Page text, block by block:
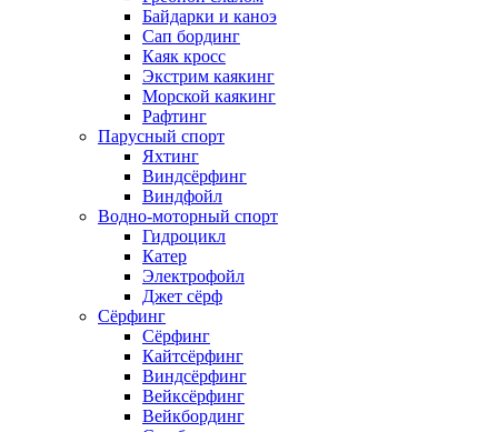
Байдарки и каноэ
Сап бординг
Каяк кросс
Экстрим каякинг
Морской каякинг
Рафтинг
Парусный спорт
Яхтинг
Виндсёрфинг
Виндфойл
Водно-моторный спорт
Гидроцикл
Катер
Электрофойл
Джет сёрф
Сёрфинг
Сёрфинг
Кайтсёрфинг
Виндсёрфинг
Вейксёрфинг
Вейкбординг